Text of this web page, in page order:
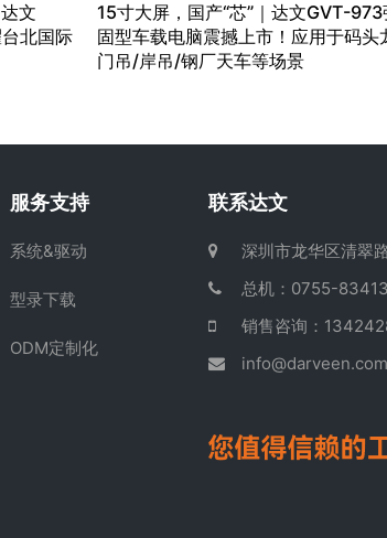
文
北国际
15寸大屏，国产“芯”｜达文GVT-973
固型车载电脑震撼上市！应用于码头
门吊/岸吊/钢厂天车等场景
服务支持
系统&驱动
型录下载
ODM定制化
联系达文
深圳市龙华区清翠
总机：0755-
销售咨询：
info@darveen.com